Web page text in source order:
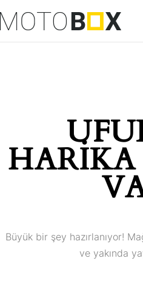
HARIKA
Büyük bir şey hazırlanıyor!
ve yakında